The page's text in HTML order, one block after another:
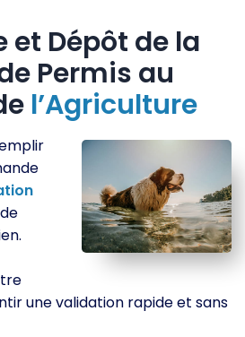
et Dépôt de la
Permis au
l’Agriculture
une validation rapide et sans